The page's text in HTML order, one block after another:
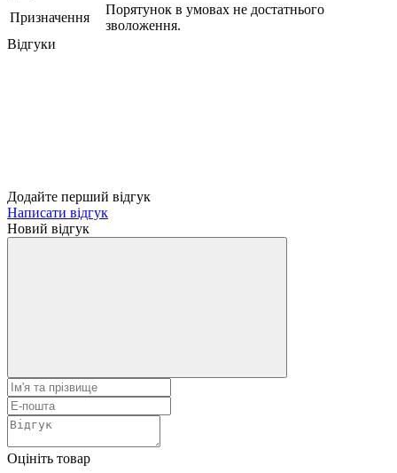
Призначення
Порятунок в умовах не достатнього
зволоження.
Відгуки
Додайте перший відгук
Написати відгук
Новий відгук
Оцініть товар